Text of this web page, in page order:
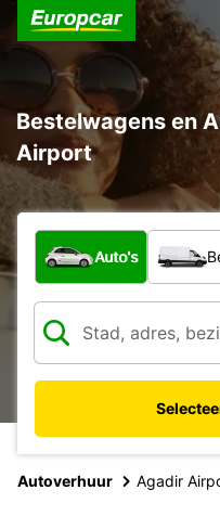
Bestelwagens en
Airport
Welk type voertuig?
Auto's
Autoverhuur Agadir